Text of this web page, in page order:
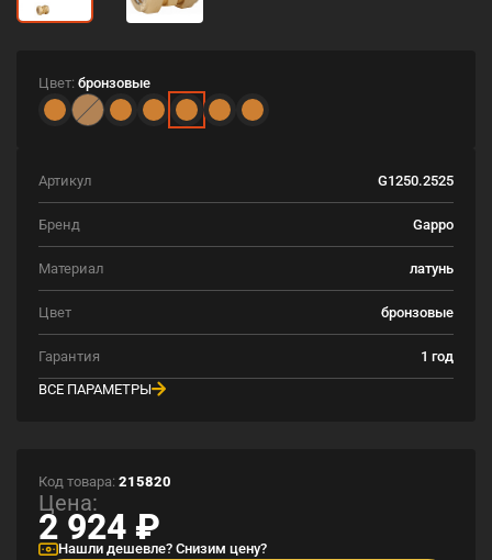
Цвет: бронзовые
Артикул G1250.2525
Бренд Gappo
Материал латунь
Цвет бронзовые
Гарантия
1 год
ВСЕ ПАРАМЕТРЫ
Код товара: 215820
Цена:
2 924 ₽
Нашли дешевле? Снизим цену?